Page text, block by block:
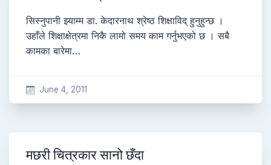
सिस्नुपानी झ्याम्म डा. केदारनाथ श्रेष्ठ शिक्षाविद् हुनुहुन्छ ।
उहाँले शिक्षाक्षेत्रमा निकै लामो समय काम गर्नुभएको छ । सबै
कामका बारेमा…
June 4, 2011
मछरी चित्रकार सानो छँदा